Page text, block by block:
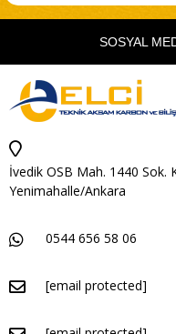
SOSYAL
İvedik OSB Mah. 1440 Sok.
Yenimahalle/Ankara
0544 656 58 06
[email protected]